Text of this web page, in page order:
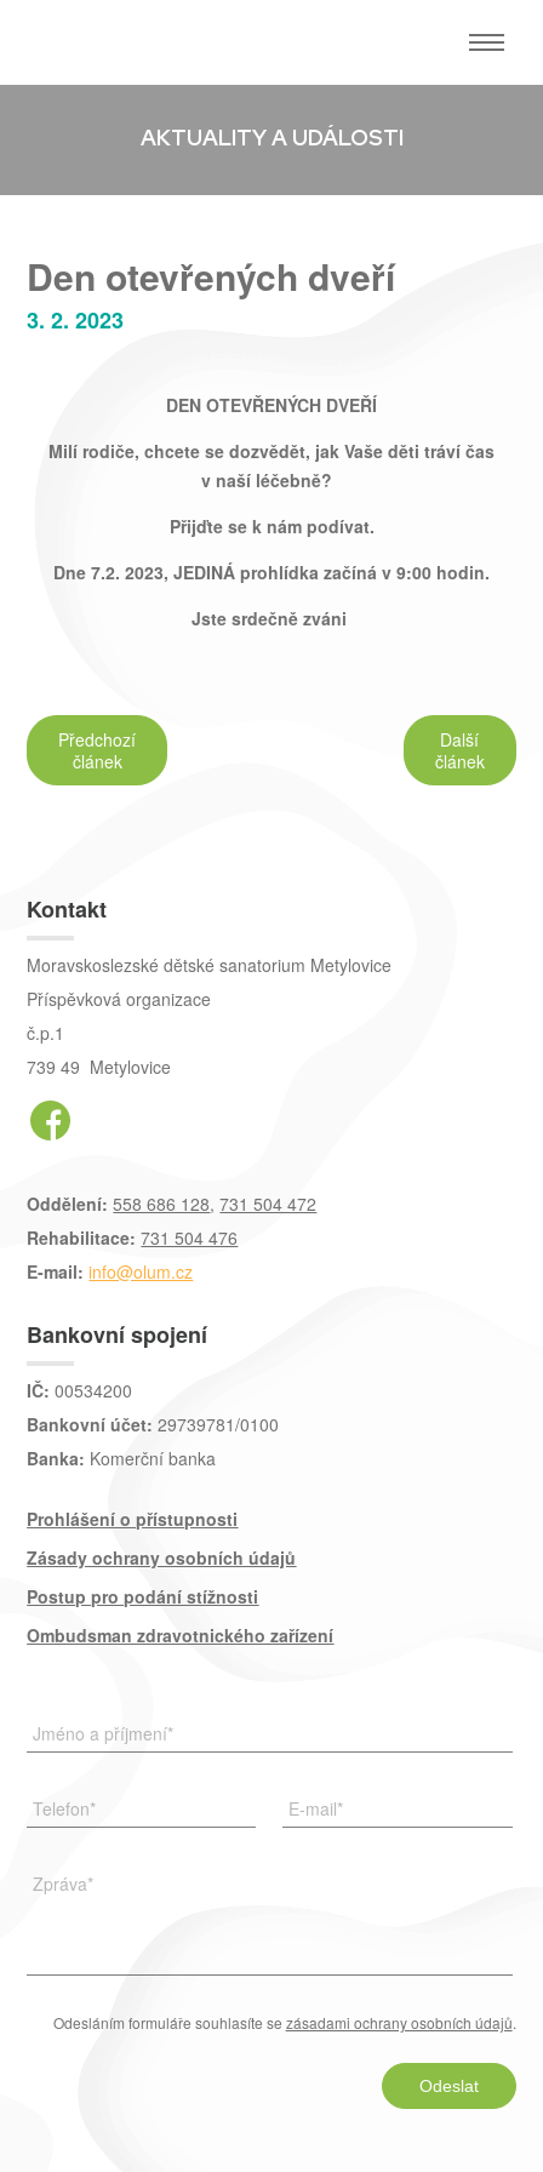
AKTUALITY A UDÁLOSTI
Den otevřených dveří
3. 2. 2023
DEN OTEVŘENÝCH DVEŘÍ
Milí rodiče, chcete se dozvědět, jak Vaše děti tráví čas
v naší léčebně?
Přijďte se k nám podívat.
Dne 7.2. 2023, JEDINÁ prohlídka začíná v 9:00 hodin.
Jste srdečně zváni
Další
článek
Předchozí
článek
Kontakt
Moravskoslezské dětské sanatorium Metylovice
Příspěvková organizace
č.p.1
739 49 Metylovice
Oddělení: 558 686 128,731 504 472
Rehabilitace: 731 504 476
E-mail: info@olum.cz
Bankovní spojení
IČ: 00534200
Bankovní účet: 29739781/0100
Banka: Komerční banka
Prohlášení o přístupnosti
Zásady ochrany osobních údajů
Postup pro podání stížnosti
Ombudsman zdravotnického zařízení
Jméno a příjmení*
Telefon* E-mail*
Zpráva*
Odesláním formuláře souhlasíte se zásadami ochrany osobních údajů.
Odeslat